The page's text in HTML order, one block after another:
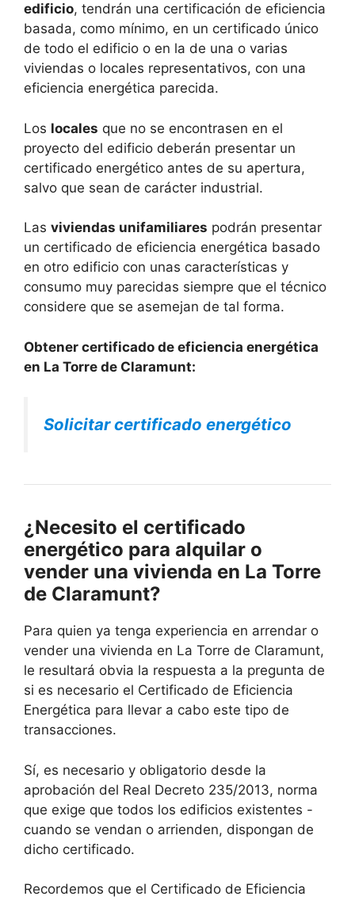
edificio, tendrán una certificación de eficiencia
basada, como mínimo, en un certificado único
de todo el edificio o en la de una o varias
viviendas o locales representativos, con una
eficiencia energética parecida.
Los locales que no se encontrasen en el
proyecto del edificio deberán presentar un
certificado energético antes de su apertura,
salvo que sean de carácter industrial.
Las viviendas unifamiliares podrán presentar
un certificado de eficiencia energética basado
en otro edificio con unas características y
consumo muy parecidas siempre que el técnico
considere que se asemejan de tal forma.
Obtener certificado de eficiencia energética
en La Torre de Claramunt:
Solicitar certificado energético
¿Necesito el certificado
energético para alquilar o
vender una vivienda en La Torre
de Claramunt?
Para quien ya tenga experiencia en arrendar o
vender una vivienda en La Torre de Claramunt,
le resultará obvia la respuesta a la pregunta de
si es necesario el Certificado de Eficiencia
Energética para llevar a cabo este tipo de
transacciones.
Sí, es necesario y obligatorio desde la
aprobación del Real Decreto 235/2013, norma
que exige que todos los edificios existentes -
cuando se vendan o arrienden, dispongan de
dicho certificado.
Recordemos que el Certificado de Eficiencia